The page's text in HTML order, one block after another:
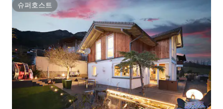
슈퍼호스트
슈퍼호스트